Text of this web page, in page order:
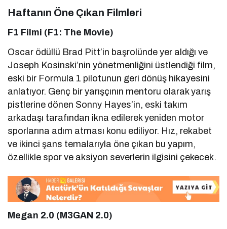
Haftanın Öne Çıkan Filmleri
F1 Filmi (F1: The Movie)
Oscar ödüllü Brad Pitt’in başrolünde yer aldığı ve
Joseph Kosinski’nin yönetmenliğini üstlendiği film,
eski bir Formula 1 pilotunun geri dönüş hikayesini
anlatıyor. Genç bir yarışçının mentoru olarak yarış
pistlerine dönen Sonny Hayes’in, eski takım
arkadaşı tarafından ikna edilerek yeniden motor
sporlarına adım atması konu ediliyor. Hız, rekabet
ve ikinci şans temalarıyla öne çıkan bu yapım,
özellikle spor ve aksiyon severlerin ilgisini çekecek.
Megan 2.0 (M3GAN 2.0)